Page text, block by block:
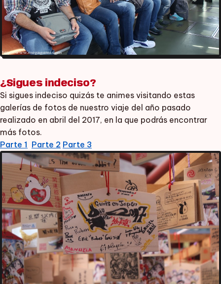
¿Sigues indeciso?
Si sigues indeciso quizás te animes visitando estas
galerías de fotos de nuestro viaje del año pasado
realizado en abril del 2017, en la que podrás encontrar
más fotos.
Parte 1 Parte 2 Parte 3